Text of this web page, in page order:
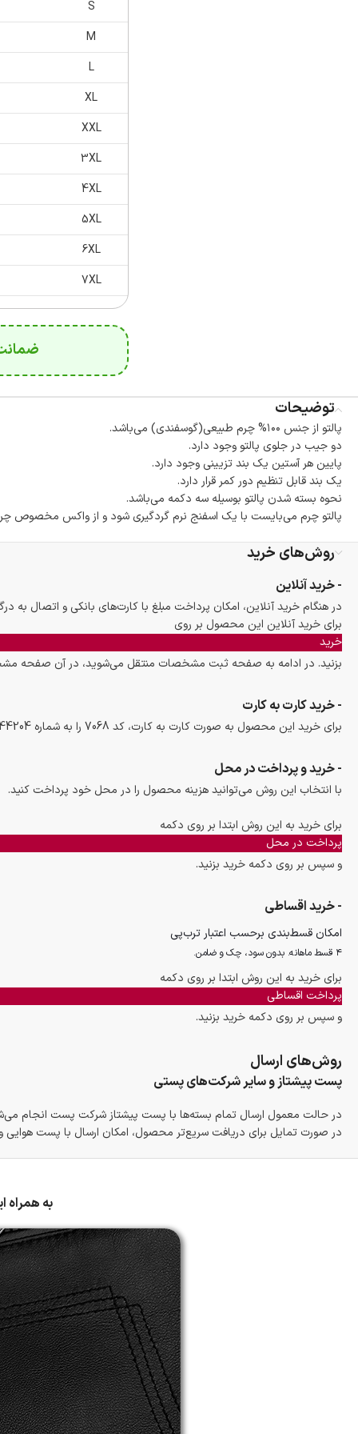
S
M
L
XL
XXL
3XL
4XL
5XL
6XL
7XL
توضیحات
پالتو از جنس ۱۰۰% چرم طبیعی(گوسفندی) می‌باشد.
دو جیب در جلوی پالتو وجود دارد.
پایین هر آستین یک بند تزیینی وجود دارد.
یک بند قابل تنظیم دور کمر قرار دارد.
نحوه بسته شدن پالتو بوسیله سه دکمه می‌باشد.
پالتو چرم می‌بایست با یک اسفنج نرم گردگیری شود و از واکس مخصوص
روش‌های خرید
- خرید آنلاین
در هنگام خرید آنلاین، امکان پرداخت مبلغ با کارت‌های بانکی و اتصال به
برای خرید آنلاین این محصول بر روی
خرید
بزنید. در ادامه به صفحه ثبت مشخصات منتقل می‌شوید، در آن صفحه
- خرید کارت به کارت
برای خرید این محصول به صورت کارت به کارت، کد 7068 را به شماره 09152244204 پیامک کنید تا همکاران ما با شما تماس بگیرند و سفارش شما را ثبت کنند.
- خرید و پرداخت در محل
با انتخاب این روش می‌توانید هزینه محصول را در محل خود پرداخت کنید.
برای خرید به این روش ابتدا بر روی دکمه
پرداخت در محل
و سپس بر روی دکمه خرید بزنید.
- خرید اقساطی
امکان قسط‌بندی برحسب اعتبار ترب‌پی
۴ قسط ماهانه. بدون سود، چک و ضامن.
برای خرید به این روش ابتدا بر روی دکمه
پرداخت اقساطی
و سپس بر روی دکمه خرید بزنید.
روش‌های ارسال
پست پیشتاز و سایر شرکت‌های پستی
در حالت معمول ارسال تمام بسته‌ها با پست پیشتاز شرکت پست انجام
در صورت تمایل برای دریافت سریع‌تر محصول، امکان ارسال با پست هوایی
به همراه